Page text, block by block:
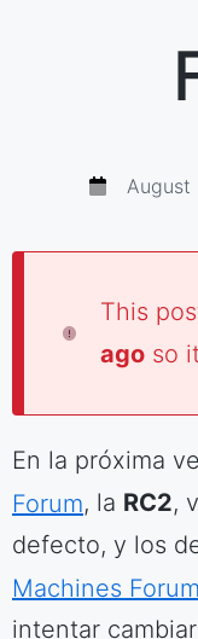
August
This
ago so
En la próxima
Forum, la RC2,
defecto, y los
Machines Forum
intentar